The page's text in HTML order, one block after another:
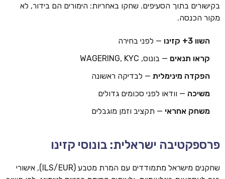
בקישורים בתוך הסעיפים. שחקו באחריות: הימורים הם בידור, לא
מקור הכנסה.
השוו 3+ קזינו
— לפני בחירה
קראו תנאים — בונוס, WAGERING, KYC
הפקדה מינימלית — לבדיקה ראשונה
משיכה — וודאו לפני סכומים גדולים
משחק אחראי — תקציב וזמן מוגבלים
פרספקטיבה ישראלית: בונוסי קזינו
שחקנים מישראל מתמודדים עם המרת מטבע (ILS/EUR), אישורי